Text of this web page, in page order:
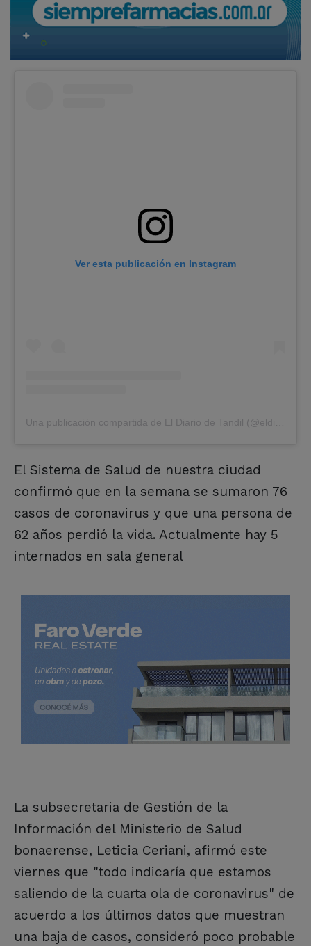
Ver esta publicación en Instagram
El Sistema de Salud de nuestra ciudad
confirmó que en la semana se sumaron 76
casos de coronavirus y que una persona de
62 años perdió la vida. Actualmente hay 5
internados en sala general
La subsecretaria de Gestión de la
Información del Ministerio de Salud
bonaerense, Leticia Ceriani, afirmó este
viernes que "todo indicaría que estamos
saliendo de la cuarta ola de coronavirus" de
acuerdo a los últimos datos que muestran
una baja de casos, consideró poco probable